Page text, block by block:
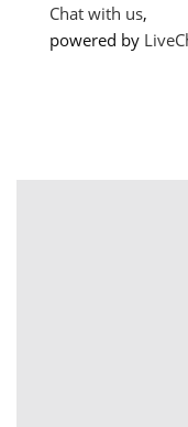
Chat with us,
powered by